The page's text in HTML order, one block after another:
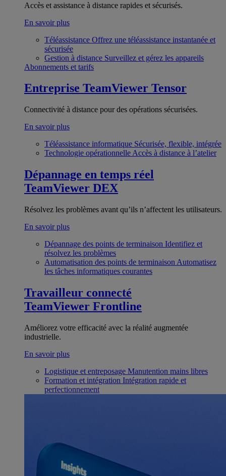
Accès et assistance à distance rapides et sécurisés.
En savoir plus
Téléassistance Offrez une téléassistance instantanée et
sécurisée
Gestion à distance Surveillez et gérez les appareils
Abonnements et tarifs
Entreprise TeamViewer Tensor
Connectivité à distance pour des opérations sécurisées.
En savoir plus
Téléassistance informatique Sécurisée, flexible, intégrée
Technologie opérationnelle Accès à distance à l’atelier
Dépannage en temps réel
TeamViewer DEX
Résolvez les problèmes avant qu’ils n’affectent les utilisateurs.
En savoir plus
Dépannage des points de terminaison Identifiez et
résolvez les problèmes
Automatisation des points de terminaison Automatisez
les tâches informatiques courantes
Travailleur connecté
TeamViewer Frontline
Améliorez votre efficacité avec la réalité augmentée
industrielle.
En savoir plus
Logistique et entreposage Manutention mains libres
Formation et intégration Intégration rapide et
perfectionnement